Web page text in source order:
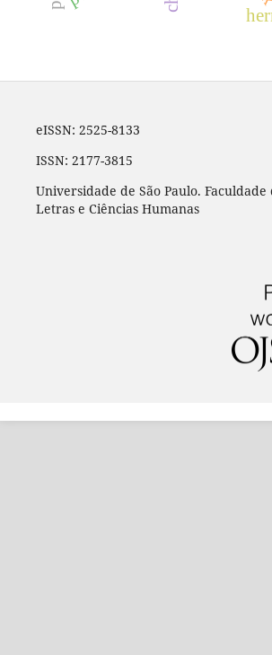
eISSN: 2525-8133
ISSN: 2177-3815
Universidade de São Paulo. Faculdade
Letras e Ciências Humanas